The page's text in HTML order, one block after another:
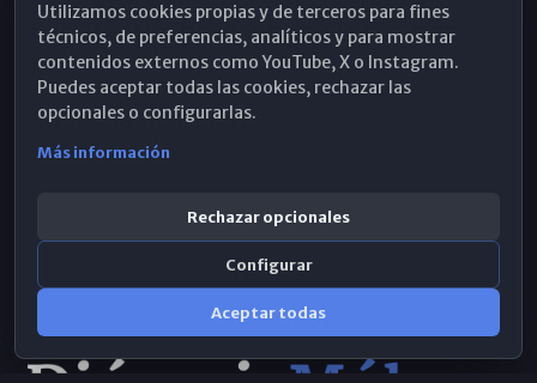
Hemeroteca
WhatsApp
Utilizamos cookies propias y de terceros para fines
técnicos, de preferencias, analíticos y para mostrar
contenidos externos como YouTube, X o Instagram.
Puedes aceptar todas las cookies, rechazar las
opcionales o configurarlas.
Más información
Rechazar opcionales
Configurar
Aceptar todas